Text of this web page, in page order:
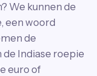
We kunnen de
een woord
de
Indiase roepie
euro of